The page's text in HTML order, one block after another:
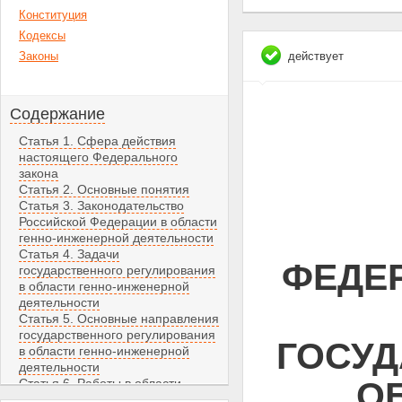
Конституция
Кодексы
Законы
Содержание
Статья 1. Сфера действия
настоящего Федерального
закона
Статья 2. Основные понятия
Статья 3. Законодательство
Российской Федерации в области
генно-инженерной деятельности
Статья 4. Задачи
государственного регулирования
в области генно-инженерной
деятельности
Статья 5. Основные направления
государственного регулирования
в области генно-инженерной
деятельности
Статья 6. Работы в области
действует